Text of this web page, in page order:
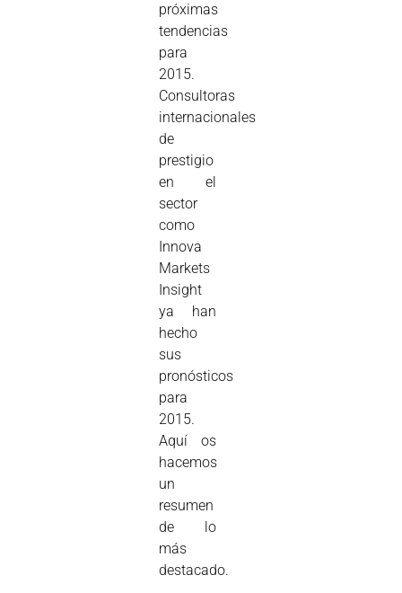
próximas
tendencias
para
2015.
Consultoras
internacionales
de
prestigio
en el
sector
como
Innova
Markets
Insight
ya han
hecho
sus
pronósticos
para
2015.
Aquí os
hacemos
un
resumen
de lo
más
destacado.